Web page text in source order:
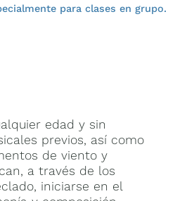
para clases en grupo.
edad y sin
previos, así como
de viento y
a través de los
iniciarse en el